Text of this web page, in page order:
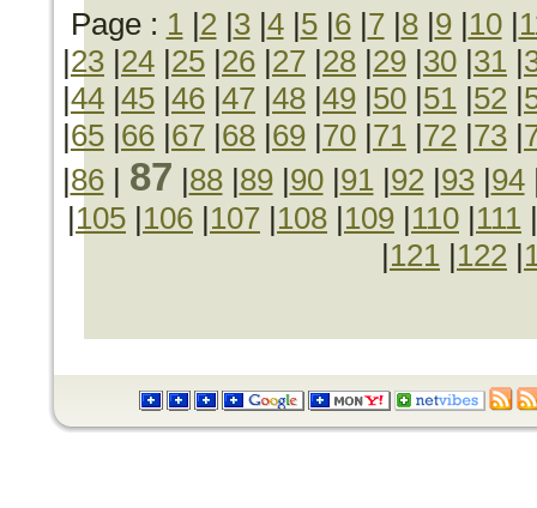
Page : 1|2|3|4|5|6|7|8|9|10|
|23 |24 |25 |26 |27 |28 |29 |30 |31 |
|44 |45 |46 |47 |48 |49 |50 |51 |52 |
|65 |66 |67 |68 |69 |70 |71 |72 |73 |
|86| 87 |88|89|90|91|92|93|94
|105 |106 |107 |108 |109 |110 |111 |
|121 |122 |